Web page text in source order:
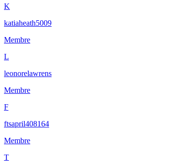
K
katiaheath5009
Membre
L
leonorelawrens
Membre
F
ftsapril408164
Membre
T